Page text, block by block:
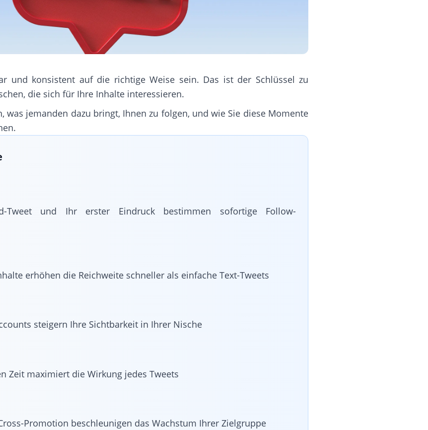
und konsistent auf die richtige Weise sein. Das ist der Schlüssel zu
die sich für Ihre Inhalte interessieren.
was jemanden dazu bringt, Ihnen zu folgen, und wie Sie diese Momente
Tweet und Ihr erster Eindruck bestimmen sofortige Follow-
erhöhen die Reichweite schneller als einfache Text-Tweets
steigern Ihre Sichtbarkeit in Ihrer Nische
Zeit maximiert die Wirkung jedes Tweets
Promotion beschleunigen das Wachstum Ihrer Zielgruppe